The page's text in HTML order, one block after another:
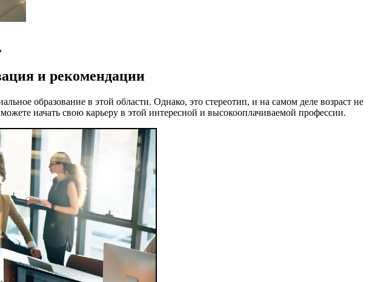
и рекомендации
образование в этой области. Однако, это стереотип, и на самом деле возраст не
начать свою карьеру в этой интересной и высокооплачиваемой профессии.